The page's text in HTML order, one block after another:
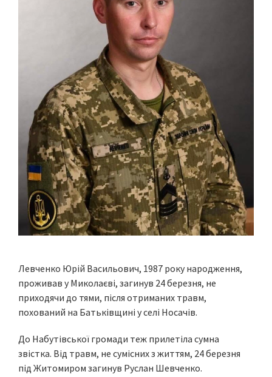
Левченко Юрій Васильович, 1987 року народження,
проживав у Миколаєві, загинув 24 березня, не
приходячи до тями, після отриманих травм,
похований на Батьківщині у селі Носачів.
До Набутівської громади теж прилетіла сумна
звістка. Від травм, не сумісних з життям, 24 березня
під Житомиром загинув Руслан Шевченко.